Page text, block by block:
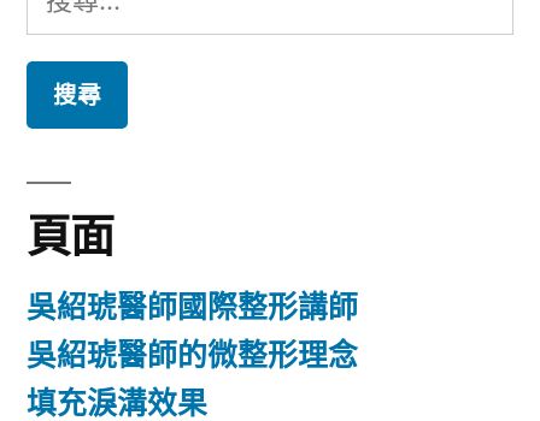
尋
鍵
字:
頁面
吳紹琥醫師國際整形講師
吳紹琥醫師的微整形理念
填充淚溝效果